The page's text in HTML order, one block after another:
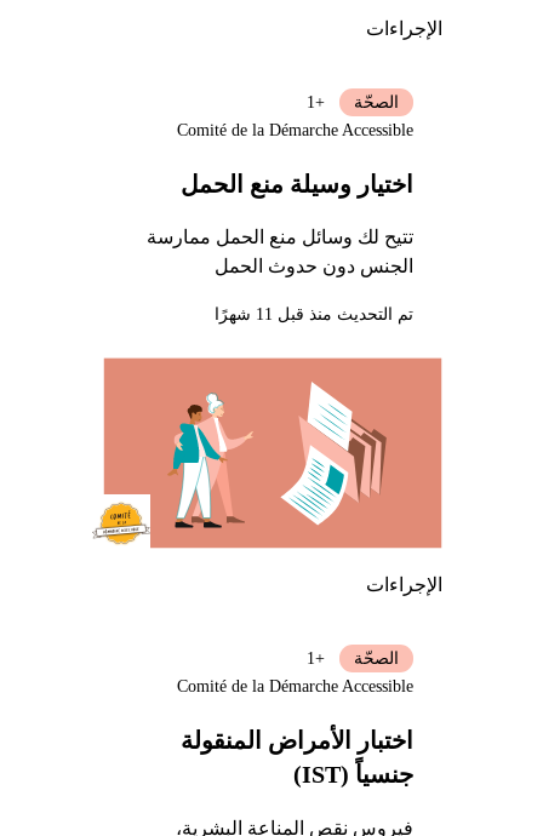
الإجراءات
اختيار وسيلة منع الحمل
تتيح لك وسائل منع الحمل ممارسة
الجنس دون حدوث الحمل
الصحّة
+1
Comité de la Démarche Accessible
تم التحديث منذ قبل 11 شهرًا
الإجراءات
اختبار الأمراض المنقولة
جنسياً (IST)
فيروس نقص المناعة البشرية،
الصحّة
+1
Comité de la Démarche Accessible